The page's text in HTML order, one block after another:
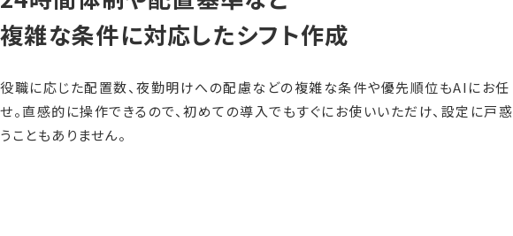
複雑な条件に対応したシフト作成
役職に応じた配置数、夜勤明けへの配慮などの複雑な条件や優先順位もAIにお任
せ。直感的に操作できるので、初めての導入でもすぐにお使いいただけ、設定に戸惑
うこともありません。